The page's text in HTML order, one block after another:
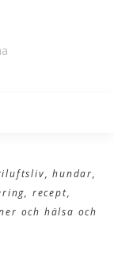
hundar,
recept,
och hälsa och